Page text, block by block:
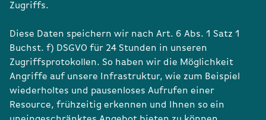
Zugriffs.
Diese Daten speichern wir nach Art. 6 Abs. 1 Satz 1
Buchst. f) DSGVO für 24 Stunden in unseren
Zugriffsprotokollen. So haben wir die Möglichkeit
Angriffe auf unsere Infrastruktur, wie zum Beispiel
wiederholtes und pausenloses Aufrufen einer
Resource, frühzeitig erkennen und Ihnen so ein